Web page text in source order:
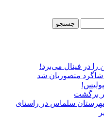
را در فینال می‌برد!
منصوریان شد
برگشت
شهرستان سلماس در راستای